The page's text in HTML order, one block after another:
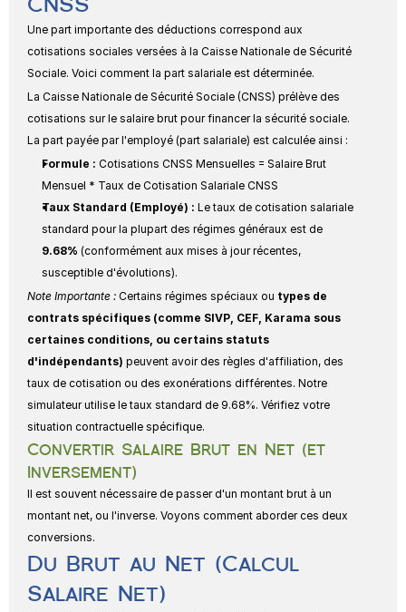
Une part importante des déductions correspond aux
cotisations sociales versées à la Caisse Nationale de Sécurité
Sociale. Voici comment la part salariale est déterminée.
La Caisse Nationale de Sécurité Sociale (CNSS) prélève des
cotisations sur le salaire brut pour financer la sécurité sociale.
La part payée par l'employé (part salariale) est calculée ainsi :
Formule : Cotisations CNSS Mensuelles = Salaire Brut
Mensuel * Taux de Cotisation Salariale CNSS
Taux Standard (Employé) : Le taux de cotisation salariale
9.68% (conformément aux mises à jour récentes,
susceptible d'évolutions).
Note Importante : Certains régimes spéciaux ou types de
contrats spécifiques (comme SIVP, CEF, Karama sous
certaines conditions, ou certains statuts
d'indépendants) peuvent avoir des règles d'affiliation, des
taux de cotisation ou des exonérations différentes. Notre
simulateur utilise le taux standard de 9.68%. Vérifiez votre
situation contractuelle spécifique.
Convertir Salaire Brut en Net (et
Inversement)
Il est souvent nécessaire de passer d'un montant brut à un
montant net, ou l'inverse. Voyons comment aborder ces deux
conversions.
Du Brut au Net (Calcul
Salaire Net)